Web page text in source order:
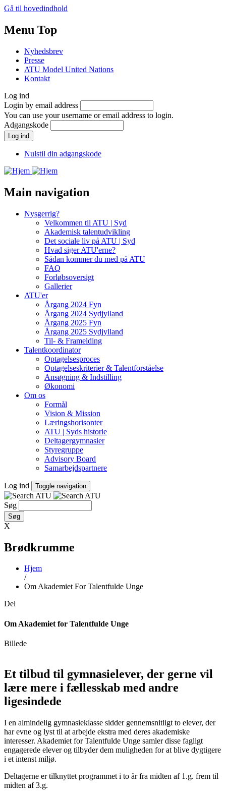
Gå til hovedindhold
Menu Top
Nyhedsbrev
Presse
ATU Model United Nations
Kontakt
Log ind
Login by email address
You can use your username or email address to login.
Adgangskode
Nulstil din adgangskode
Main navigation
Nysgerrig?
Velkommen til ATU | Syd
Akademisk talentudvikling
Det sociale liv på ATU | Syd
Hvad siger ATU'erne?
Sådan kommer du med på ATU
FAQ
Forløbsoversigt
Gallerier
ATU'er
Årgang 2024 Fyn
Årgang 2024 Sydjylland
Årgang 2025 Fyn
Årgang 2025 Sydjylland
Til- & Framelding
Talentkoordinator
Optagelsesproces
Optagelseskriterier & Talentforståelse
Ansøgning & Indstilling
Økonomi
Om os
Formål
Vision & Mission
Læringshorisonter
ATU | Syds historie
Deltagergymnasier
Styregruppe
Advisory Board
Samarbejdspartnere
Log ind Toggle navigation
Søg
X
Brødkrumme
Hjem
/
Om Akademiet For Talentfulde Unge
Del
Om Akademiet for Talentfulde Unge
Billede
Et tilbud til gymnasielever, der gerne vil
lære mere i fællesskab med andre
ligesindede
I en almindelig gymnasieklasse sidder gennemsnitligt to elever, der
har evne og lyst til at arbejde ekstra med deres akademiske
interesser. Akademiet for Talentfulde Unge samler disse fagligt
engagerede elever og tilbyder dem muligheden for at blive dygtigere
i et intenst miljø.
Deltagerne er tilknyttet programmet i to år fra midten af 1.g. frem til
midten af 3.g.